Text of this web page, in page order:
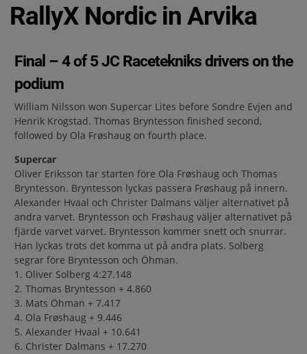
RallyX Nordic in Arvika
Final – 4 of 5 JC Racetekniks drivers on the
podium
William Nilsson won Supercar Lites before Sondre Evjen and
Henrik Krogstad. Thomas Bryntesson finished second,
followed by Ola Frøshaug on fourth place.
Supercar
Oliver Eriksson tar starten före Ola Frøshaug och Thomas
Bryntesson. Bryntesson lyckas passera Frøshaug på innern.
Alexander Hvaal och Christer Dalmans väljer alternativet på
andra varvet. Bryntesson och Frøshaug väljer alternativet på
fjärde varvet varvet. Bryntesson kommer snett och snurrar.
Han lyckas trots det komma ut på andra plats. Solberg
segrar före Bryntesson och Öhman.
1. Oliver Solberg 4:27.148
2. Thomas Bryntesson + 4.860
3. Mats Öhman + 7.417
4. Ola Frøshaug + 9.446
5. Alexander Hvaal + 10.641
6. Christer Dalmans + 17.270